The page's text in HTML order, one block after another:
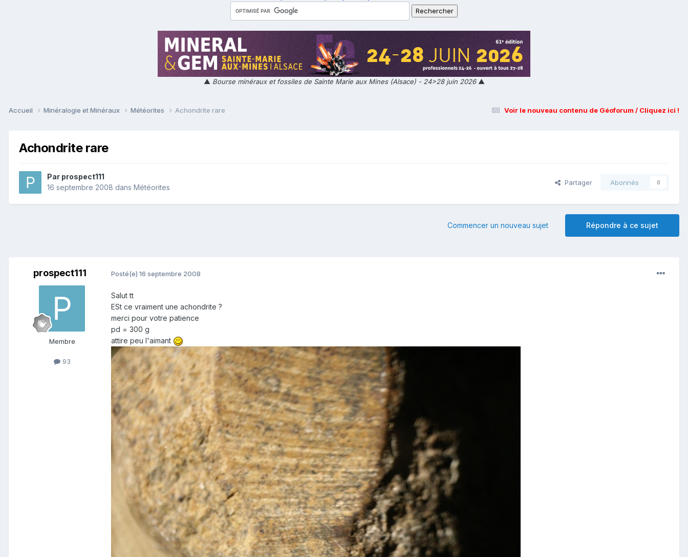
▲ Bourse minéraux et fossiles de Sainte Marie aux Mines (Alsace) - 24>28 juin 2026▲
Voir le nouveau contenu de Géoforum / Cliquez ici !
Accueil Minéralogie et Minéraux Météorites Achondrite rare
Achondrite rare
Par prospect111
16 septembre 2008 dans Météorites
Partager Abonnés 0
Répondre à ce sujet
Commencer un nouveau sujet
prospect111
Membre
93
Posté(e) 16 septembre 2008
Salut tt
ESt ce vraiment une achondrite ?
merci pour votre patience
pd = 300 g
attire peu l'aimant